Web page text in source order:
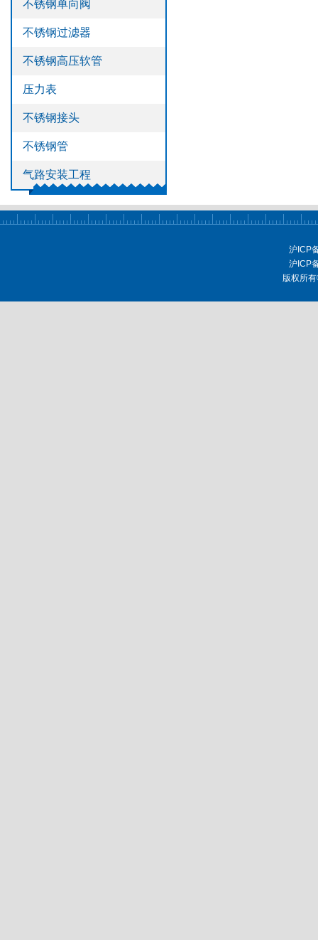
不锈钢单向阀
不锈钢过滤器
不锈钢高压软管
压力表
不锈钢接头
不锈钢管
气路安装工程
沪ICP
沪ICP
版权所